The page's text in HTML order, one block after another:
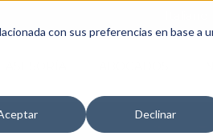
con sus preferencias en base a
Declinar